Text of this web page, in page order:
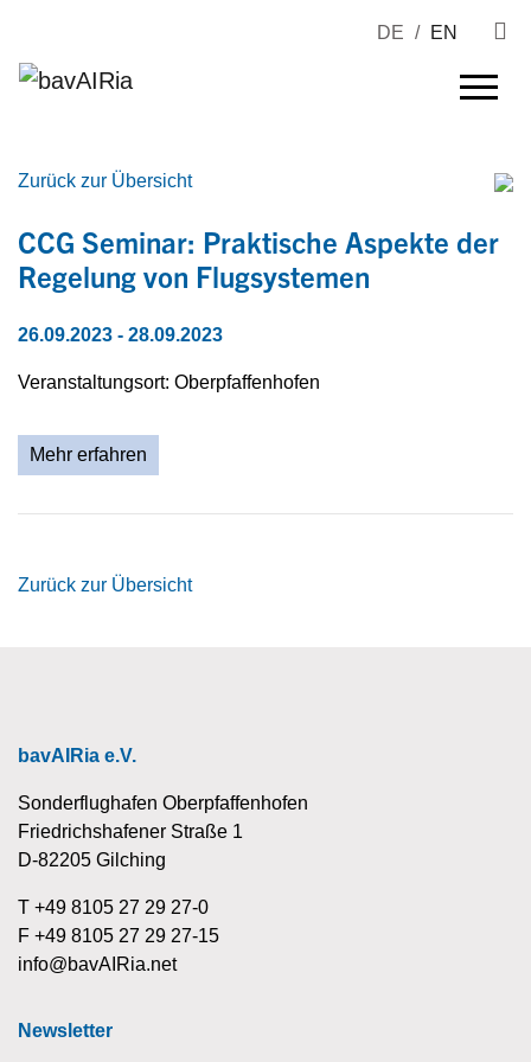
DE / EN
Zurück zur Übersicht
CCG Seminar: Praktische Aspekte der
Regelung von Flugsystemen
26.09.2023 - 28.09.2023
Veranstaltungsort: Oberpfaffenhofen
Mehr erfahren
Zurück zur Übersicht
bavAIRia e.V.
Sonderflughafen Oberpfaffenhofen
Friedrichshafener Straße 1
D-82205 Gilching
T +49 8105 27 29 27-0
F +49 8105 27 29 27-15
info@bavAIRia.net
Newsletter